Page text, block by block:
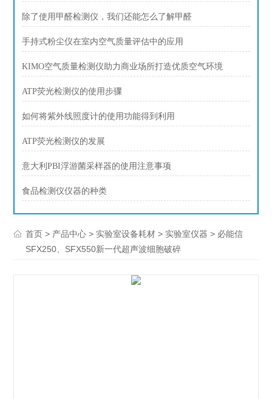
除了使用甲醛检测仪，我们还能怎么了解甲醛
手持式粉尘仪在室内空气质量评估中的应用
KIMO空气质量检测仪助力商业场所打造优质空气环境
ATP荧光检测仪的使用步骤
如何将紫外线照度计的使用功能得到利用
ATP荧光检测仪的发展
意大利PBI浮游菌采样器的使用注意事项
食品检测仪仪器的种类
首页 > 产品中心 > 实验室设备耗材 > 实验室仪器 > 必能信
SFX250、SFX550新一代超声波细胞破碎